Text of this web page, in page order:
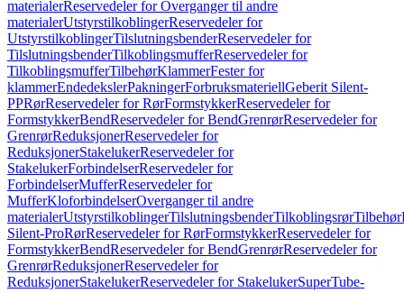
materialerReservedeler for Overganger til andre
materialerUtstyrstilkoblingerReservedeler for
UtstyrstilkoblingerTilslutningsbenderReservedeler for
TilslutningsbenderTilkoblingsmufferReservedeler for
TilkoblingsmufferTilbehørKlammerFester for
klammerEndedekslerPakningerForbruksmateriellGeberit Silent-
PPRørReservedeler for RørFormstykkerReservedeler for
FormstykkerBendReservedeler for BendGrenrørReservedeler for
GrenrørReduksjonerReservedeler for
ReduksjonerStakelukerReservedeler for
StakelukerForbindelserReservedeler for
ForbindelserMufferReservedeler for
MufferKloforbindelserOverganger til andre
materialerUtstyrstilkoblingerTilslutningsbenderTilkoblingsrørTilbehør
Silent-ProRørReservedeler for RørFormstykkerReservedeler for
FormstykkerBendReservedeler for BendGrenrørReservedeler for
GrenrørReduksjonerReservedeler for
ReduksjonerStakelukerReservedeler for StakelukerSuperTube-